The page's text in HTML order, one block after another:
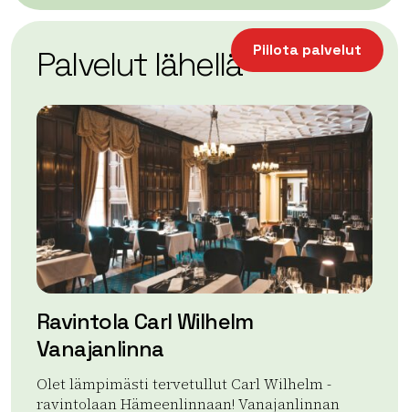
−
Leaflet| ©OpenStreetMap
Piilota palvelut
Palvelut lähellä
Ravintola Carl Wilhelm
Vanajanlinna
Olet lämpimästi tervetullut Carl Wilhelm -
ravintolaan Hämeenlinnaan! Vanajanlinnan